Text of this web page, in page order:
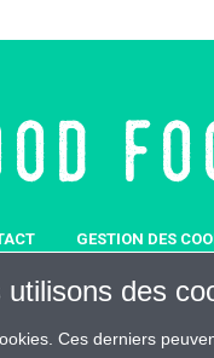
GESTION DES
ESPACE PRESSE
utilisons des
Ces derniers